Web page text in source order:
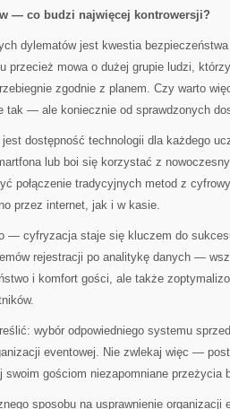
— co budzi najwięcej kontrowersji?
dylematów jest kwestia
przecież mowa o dużej grupie ludzi,
zgodnie z planem. Czy warto
tak — ale koniecznie od sprawdzonych
dostępność technologii dla każdego
lub boi się korzystać z
połączenie tradycyjnych metod z
przez internet, jak i w kasie.
— cyfryzacja staje się kluczem do
rejestracji po analitykę danych —
i komfort gości, ale także
wybór odpowiedniego systemu
eventowej. Nie zwlekaj więc —
swoim gościom niezapomniane przeżycia
sposobu na usprawnienie organizacji